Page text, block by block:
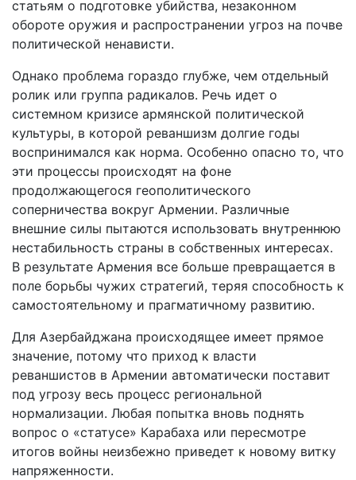
статьям о подготовке убийства, незаконном
обороте оружия и распространении угроз на почве
политической ненависти.
Однако проблема гораздо глубже, чем отдельный
ролик или группа радикалов. Речь идет о
системном кризисе армянской политической
культуры, в которой реваншизм долгие годы
воспринимался как норма. Особенно опасно то, что
эти процессы происходят на фоне
продолжающегося геополитического
соперничества вокруг Армении. Различные
внешние силы пытаются использовать внутреннюю
нестабильность страны в собственных интересах.
В результате Армения все больше превращается в
поле борьбы чужих стратегий, теряя способность к
самостоятельному и прагматичному развитию.
Для Азербайджана происходящее имеет прямое
значение, потому что приход к власти
реваншистов в Армении автоматически поставит
под угрозу весь процесс региональной
нормализации. Любая попытка вновь поднять
вопрос о «статусе» Карабаха или пересмотре
итогов войны неизбежно приведет к новому витку
напряженности.